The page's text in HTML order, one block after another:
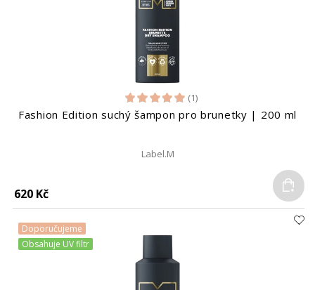
(1)
Fashion Edition suchý šampon pro brunetky | 200 ml
Label.M
620 Kč
Doporučujeme
Obsahuje UV filtr